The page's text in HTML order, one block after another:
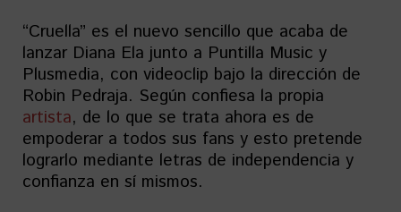
“Cruella” es el nuevo sencillo que acaba de
lanzar Diana Ela junto a Puntilla Music y
Plusmedia, con videoclip bajo la dirección de
Robin Pedraja. Según confiesa la propia
artista, de lo que se trata ahora es de
empoderar a todos sus fans y esto pretende
lograrlo mediante letras de independencia y
confianza en sí mismos.